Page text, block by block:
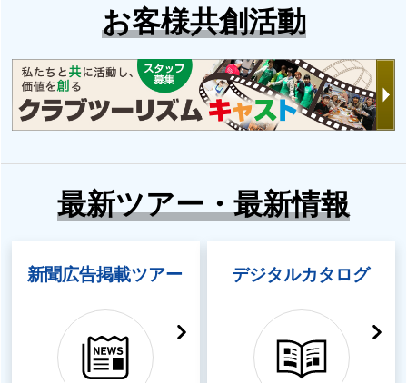
お客様共創活動
最新ツアー・最新情報
新聞広告掲載ツアー デジタルカタログ